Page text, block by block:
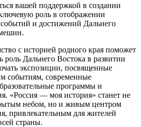
вашей поддержкой в создании
роль в отображении
и достижений Дальнего
с историей родного края поможет
Дальнего Востока в развитии
экспозиции, посвященные
событиям, современные
программы и
«Россия — моя история» станет не
небом, но и живым центром
привлекательным для жителей
страны.